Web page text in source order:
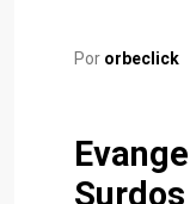
Por orbeclick